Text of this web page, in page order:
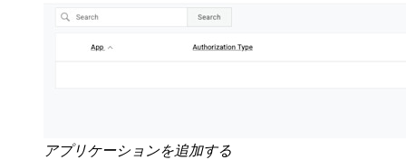
アプリケーションを追加する